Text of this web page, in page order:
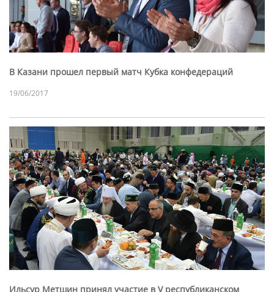
В Казани прошел первый матч Кубка конфедераций
19/06/2017
Ильсур Метшин принял участие в V республиканском